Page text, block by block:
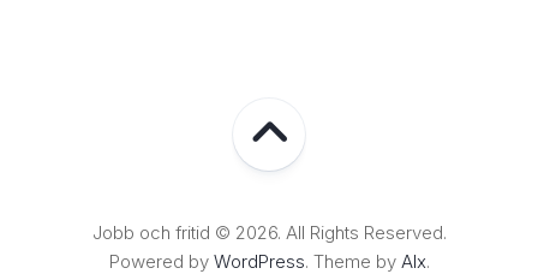
Jobb och fritid © 2026. All Rights Reserved.
Powered by WordPress. Theme by Alx.